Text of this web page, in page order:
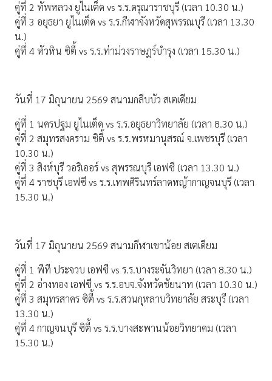
คู่ที่ 2 ทัพหลวง ยูไนเต็ด vs ร.ร.ดรุณาราชบุรี (เวลา 10.30 น.)
คู่ที่ 3 อยุธยา ยูไนเต็ด vs ร.ร.กีฬาจังหวัดสุพรรณบุรี (เวลา 13.30
น.)
คู่ที่ 4 หัวหิน ซิตี้ vs ร.ร.ท่าม่วงราษฏร์บำรุง (เวลา 15.30 น.)
วันที่ 17 มิถุนายน 2569 สนามกลีบบัว สเตเดียม
คู่ที่ 1 นครปฐม ยูไนเต็ด vs ร.ร.อยุธยาวิทยาลัย (เวลา 8.30 น.)
คู่ที่ 2 สมุทรสงคราม ซิตี้ vs ร.ร.พรหมานุสรณ์ จ.เพชรบุรี (เวลา
10.30 น.)
คู่ที่ 3 สิงห์บุรี วอริเออร์ vs สุพรรณบุรี เอฟซี (เวลา 13.30 น.)
คู่ที่ 4 ราชบุรี เอฟซี vs ร.ร.เทพศิรินทร์ลาดหญ้ากาญจนบุรี (เวลา
15.30 น.)
วันที่ 17 มิถุนายน 2569 สนามกีฬาเขาน้อย สเตเดียม
คู่ที่ 1 พีที ประจวบ เอฟซี vs ร.ร.บางระจันวิทยา (เวลา 8.30 น.)
คู่ที่ 2 อ่างทอง เอฟซี vs ร.ร.อบจ.จังหวัดชัยนาท (เวลา 10.30 น.)
คู่ที่ 3 สมุทรสาคร ซิตี้ vs ร.ร.สวนกุหลาบวิทยาลัย สระบุรี (เวลา
13.30 น.)
คู่ที่ 4 กาญจนบุรี ซิตี้ vs ร.ร.บางสะพานน้อยวิทยาคม (เวลา
15.30 น.)